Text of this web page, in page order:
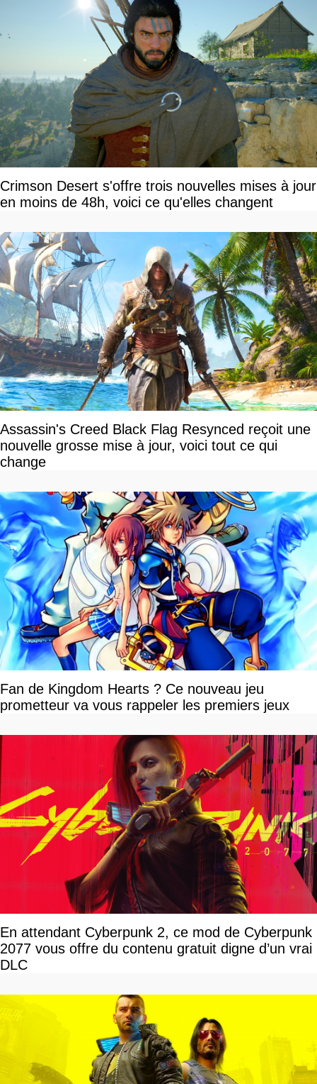
Crimson Desert s'offre trois nouvelles mises à jour
en moins de 48h, voici ce qu'elles changent
Assassin's Creed Black Flag Resynced reçoit une
nouvelle grosse mise à jour, voici tout ce qui
change
Fan de Kingdom Hearts ? Ce nouveau jeu
prometteur va vous rappeler les premiers jeux
En attendant Cyberpunk 2, ce mod de Cyberpunk
2077 vous offre du contenu gratuit digne d’un vrai
DLC